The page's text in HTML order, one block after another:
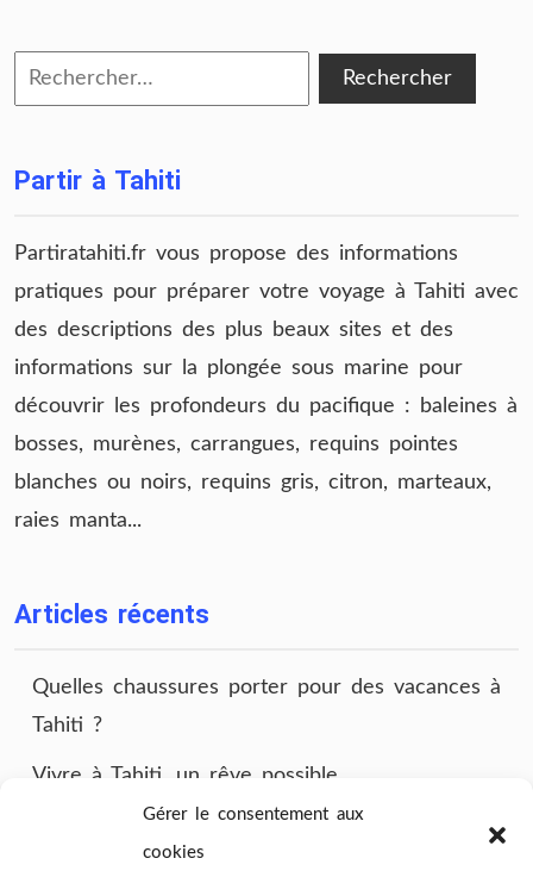
Gérer le consentement aux
cookies
Rechercher :
Partir à Tahiti
Partiratahiti.fr vous propose des informations
pratiques pour préparer votre voyage à Tahiti avec
des descriptions des plus beaux sites et des
informations sur la plongée sous marine pour
découvrir les profondeurs du pacifique : baleines à
bosses, murènes, carrangues, requins pointes
blanches ou noirs, requins gris, citron, marteaux,
raies manta...
Articles récents
Quelles chaussures porter pour des vacances à
Tahiti ?
Vivre à Tahiti, un rêve possible
Que mettre dans sa valise avant de partir à